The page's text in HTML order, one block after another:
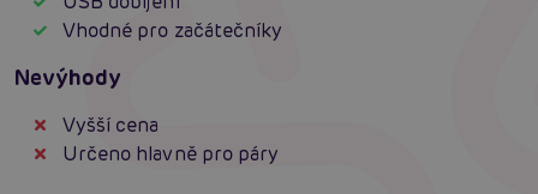
Vhodné pro začátečníky
Nevýhody
Vyšší cena
Určeno hlavně pro páry